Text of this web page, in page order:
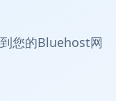
您的Bluehost网